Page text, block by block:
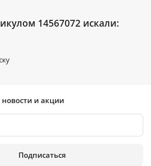
14567072 искали:
новости и акции
Подписаться